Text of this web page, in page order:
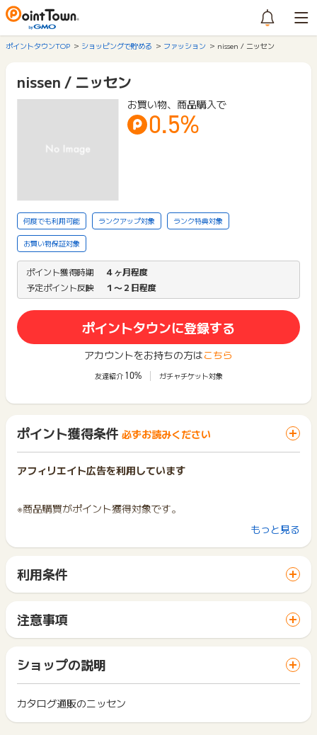
ポイントタウンTOP ショッピングで貯める ファッション nissen / ニッセン
nissen / ニッセン
お買い物、商品購入で
0.5%
何度でも利用可能 ランクアップ対象 ランク特典対象
お買い物保証対象
ポイント獲得時期
４ヶ月程度
予定ポイント反映
１〜２日程度
ポイントタウンに登録する
アカウントをお持ちの方はこちら
友達紹介 10% ガチャチケット対象
ポイント獲得条件 必ずお読みください
アフィリエイト広告を利用しています
※商品購買がポイント獲得対象です。
※下記商品はポイント獲得対象外となりますのでご注意くださ
い。
(2) Alinoma（アリノマ）での購入商品
(3) 定期便・頒布会商品の2回目以降
(5) その他、支払が発生しない懸賞・モニターなどの応募、カ
タログ請求
(6) 虚偽、悪戯、キャンセル、返品・交換の場合
※オンライン購入後、コールセンターまたは問い合わせフォーム
にて問い合わせをし、購入内容（購入商品・購入方法・送付方
法等）を変更した場合は対象外です。
※ニッセンポイントでのお支払い分、クーポン利用時の割引分
もっと見る
利用条件
サイトに移動してからお申し込みやお買い物が完了するまでの
間に、同じブラウザ（※）で他のサイトに移動した場合はポイン
ト獲得ができません。
「 ショッピングでポイントGET 」ボタンを押した時とサービ
ス・お買い物利用時で、デバイス・ブラウザが異なる場合はポ
イント獲得ができません。
2回以上同じお買い物・サービスをご利用される場合は、毎回
ポイントタウンに戻り、「 ショッピングでポイントGET 」ボ
注意事項
一部のサービスにつきましては、1商品につき10円単位の金額
は切り捨てとなります。
ポイント獲得が1ポイント未満のものは切り捨てとなり、ポイ
ント履歴には記載されません。
原則として広告主側のポイント等を利用して支払われた金額分
につきましては、ポイントタウンのポイント獲得の対象には含
ショップの説明
カタログ通販のニッセン